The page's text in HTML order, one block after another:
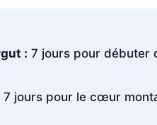
: 7 jours pour débuter
7 jours pour le cœur